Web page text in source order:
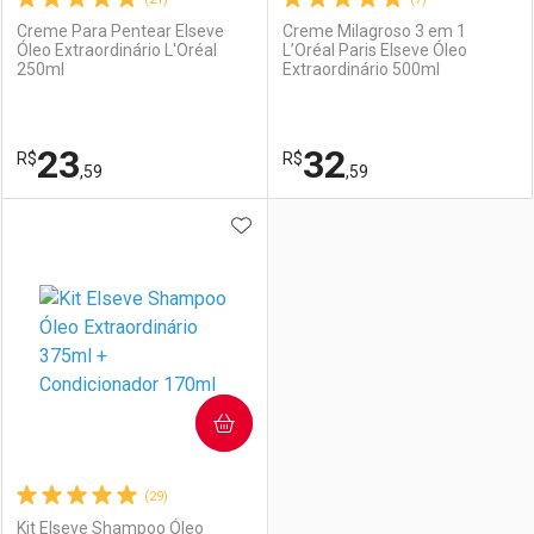
Comprar sem Desconto
Por R$ 20,99/cada
Por R$ 20,99/cada
Comprar sem Desconto
Por R$ 27,43/cada
Por R$ 27,43/cada
Creme Para Pentear Elseve
Óleo Extraordinário L'Oréal
250ml
R$23,59
Laboratório
Por Menos
Creme Milagroso 3 em 1
L’Oréal Paris Elseve Óleo
Extraordinário 500ml
R$32,59
(29)
Kit Elseve Shampoo Óleo
ADICIONAR AOS FAVORITOS
COMPRAR